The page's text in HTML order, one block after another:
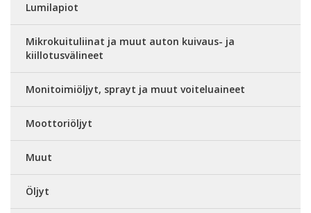
Lumilapiot
Mikrokuituliinat ja muut auton kuivaus- ja
kiillotusvälineet
Monitoimiöljyt, sprayt ja muut voiteluaineet
Moottoriöljyt
Muut
Öljyt